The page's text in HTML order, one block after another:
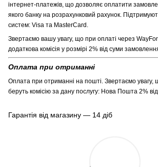
інтернет-платежів, що дозволяє оплатити
якого банку на розрахунковий рахунок.
систем: Visa та MasterCard.
Звертаємо вашу увагу, що при оплаті через
додаткова комісія у розмірі 2% від суми
Оплата при отриманні
Оплата при отриманні на пошті. Звертаємо увагу,
беруть комісію за дану послугу: Нова Пошта 2%
Гарантія від магазину — 14 діб